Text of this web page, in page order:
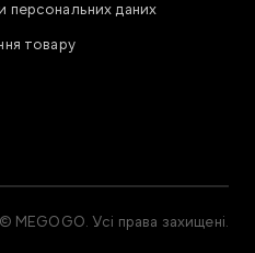
персональних даних
товару
MEGOGO. Усі права захищені.